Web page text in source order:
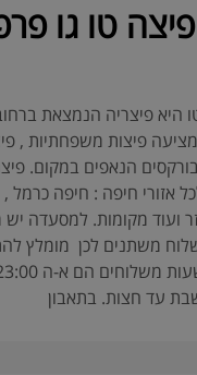
טו גו
פיצות משפחתיות ,
הנאפים במקום.
אזורי חיפה : חיפה כרמל
ועוד מקומות. למסעדה יש
משתנים לכן מומלץ
עד חצות. בתאבון